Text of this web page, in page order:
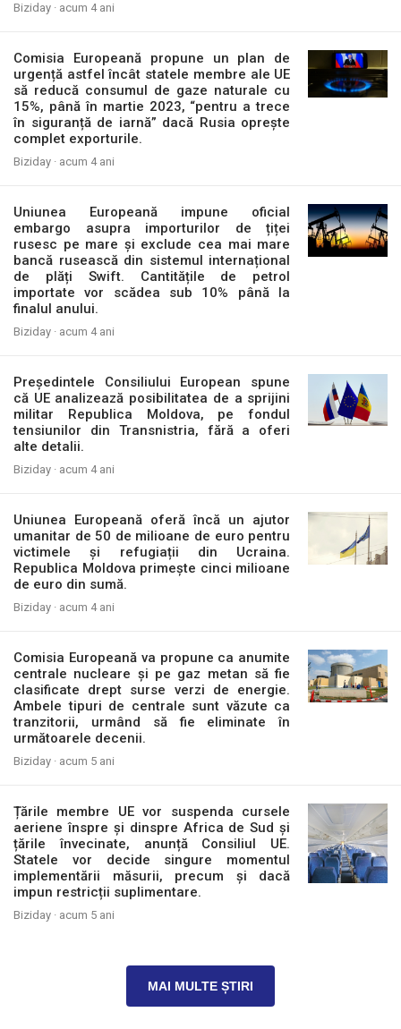
Biziday · acum 4 ani
Comisia Europeană propune un plan de
urgență astfel încât statele membre ale UE
să reducă consumul de gaze naturale cu
15%, până în martie 2023, “pentru a trece
în siguranță de iarnă” dacă Rusia oprește
complet exporturile.
Biziday · acum 4 ani
Uniunea Europeană impune oficial
embargo asupra importurilor de țiței
rusesc pe mare și exclude cea mai mare
bancă rusească din sistemul internațional
de plăți Swift. Cantitățile de petrol
importate vor scădea sub 10% până la
finalul anului.
Biziday · acum 4 ani
Președintele Consiliului European spune
că UE analizează posibilitatea de a sprijini
militar Republica Moldova, pe fondul
tensiunilor din Transnistria, fără a oferi
alte detalii.
Biziday · acum 4 ani
Uniunea Europeană oferă încă un ajutor
umanitar de 50 de milioane de euro pentru
victimele și refugiații din Ucraina.
Republica Moldova primește cinci milioane
de euro din sumă.
Biziday · acum 4 ani
Comisia Europeană va propune ca anumite
centrale nucleare și pe gaz metan să fie
clasificate drept surse verzi de energie.
Ambele tipuri de centrale sunt văzute ca
tranzitorii, urmând să fie eliminate în
următoarele decenii.
Biziday · acum 5 ani
Țările membre UE vor suspenda cursele
aeriene înspre și dinspre Africa de Sud și
țările învecinate, anunță Consiliul UE.
Statele vor decide singure momentul
implementării măsurii, precum și dacă
impun restricții suplimentare.
Biziday · acum 5 ani
MAI MULTE ȘTIRI